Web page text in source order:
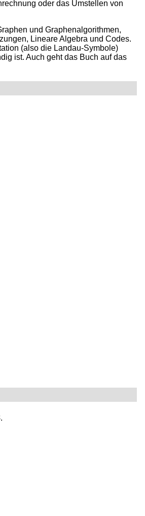
oder das Umstellen von
und Graphenalgorithmen,
Lineare Algebra und Codes.
(also die Landau-Symbole)
ist. Auch geht das Buch auf das